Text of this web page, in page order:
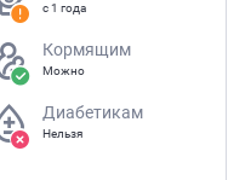
с 1 года
Кормящим
Можно
Диабетикам
Нельзя